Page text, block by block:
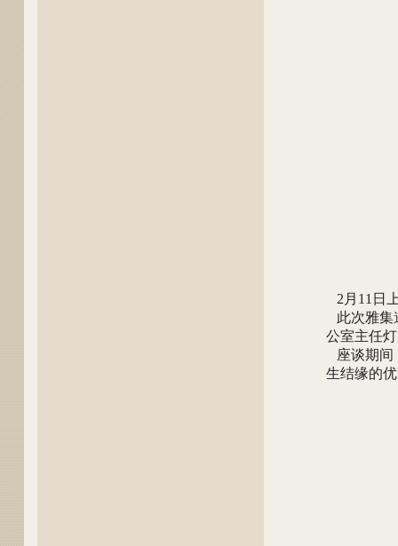
2月11日
此次雅集
公室主任
座谈期间
生结缘的